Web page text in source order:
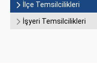
İlçe Temsilcilikleri
İşyeri Temsilcilikleri